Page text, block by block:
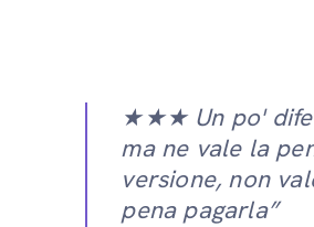
★★★ Un po'
ma ne vale la
versione, non
pena pagarla”